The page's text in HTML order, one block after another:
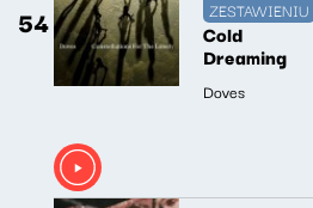
54
ZESTAWIENIU
Cold
Dreaming
Doves